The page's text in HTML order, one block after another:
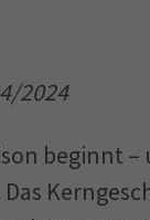
2024
beginnt